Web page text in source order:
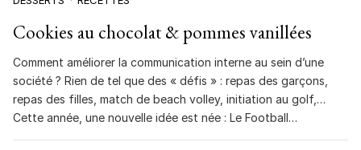
Cookies au chocolat & pommes vanillées
Comment améliorer la communication interne au sein d’une
société ? Rien de tel que des « défis » : repas des garçons,
repas des filles, match de beach volley, initiation au golf,…
Cette année, une nouvelle idée est née : Le Football…